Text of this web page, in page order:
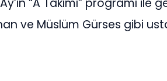
ve Müslüm Gürses gibi